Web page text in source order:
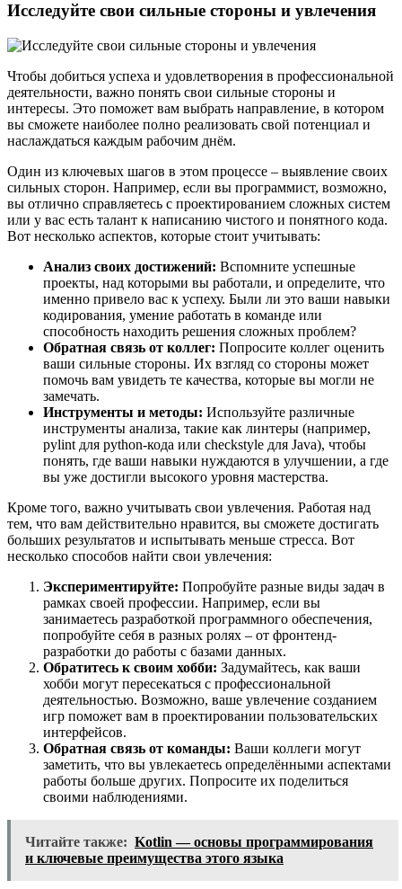
Исследуйте свои сильные стороны и увлечения
Чтобы добиться успеха и удовлетворения в профессиональной
деятельности, важно понять свои сильные стороны и
интересы. Это поможет вам выбрать направление, в котором
вы сможете наиболее полно реализовать свой потенциал и
наслаждаться каждым рабочим днём.
Один из ключевых шагов в этом процессе – выявление своих
сильных сторон. Например, если вы программист, возможно,
вы отлично справляетесь с проектированием сложных систем
или у вас есть талант к написанию чистого и понятного кода.
Вот несколько аспектов, которые стоит учитывать:
Анализ своих достижений: Вспомните успешные
проекты, над которыми вы работали, и определите, что
именно привело вас к успеху. Были ли это ваши навыки
кодирования, умение работать в команде или
способность находить решения сложных проблем?
Обратная связь от коллег: Попросите коллег оценить
ваши сильные стороны. Их взгляд со стороны может
помочь вам увидеть те качества, которые вы могли не
замечать.
Инструменты и методы: Используйте различные
инструменты анализа, такие как линтеры (например,
pylint для python-кода или checkstyle для Java), чтобы
понять, где ваши навыки нуждаются в улучшении, а где
вы уже достигли высокого уровня мастерства.
Кроме того, важно учитывать свои увлечения. Работая над
тем, что вам действительно нравится, вы сможете достигать
больших результатов и испытывать меньше стресса. Вот
несколько способов найти свои увлечения:
Экспериментируйте: Попробуйте разные виды задач в
рамках своей профессии. Например, если вы
занимаетесь разработкой программного обеспечения,
попробуйте себя в разных ролях – от фронтенд-
разработки до работы с базами данных.
Обратитесь к своим хобби: Задумайтесь, как ваши
хобби могут пересекаться с профессиональной
деятельностью. Возможно, ваше увлечение созданием
игр поможет вам в проектировании пользовательских
интерфейсов.
Обратная связь от команды: Ваши коллеги могут
заметить, что вы увлекаетесь определёнными аспектами
работы больше других. Попросите их поделиться
своими наблюдениями.
Читайте также: Kotlin — основы программирования
и ключевые преимущества этого языка